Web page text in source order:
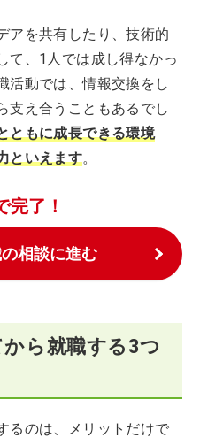
アを共有したり、技術的
て、1人では成し得なかっ
活動では、情報交換をし
支え合うこともあるでし
ともに成長できる環境
といえます。
完了！
の相談に進む
ら就職する3つ
るのは、メリットだけで